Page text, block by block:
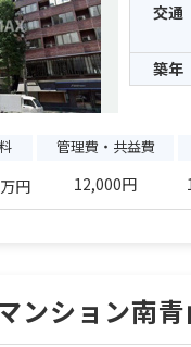
交通
築年
管理費・共益費
万円 12,000円
ンション南